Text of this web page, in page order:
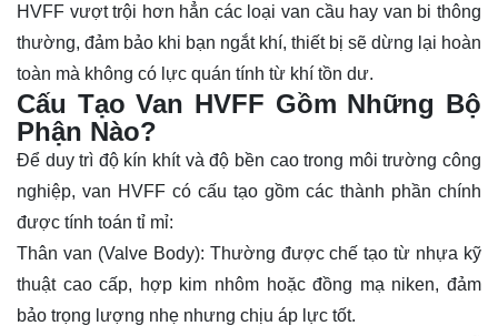
HVFF vượt trội hơn hẳn các loại van cầu hay van bi thông
thường, đảm bảo khi bạn ngắt khí, thiết bị sẽ dừng lại hoàn
toàn mà không có lực quán tính từ khí tồn dư.
Cấu Tạo Van HVFF Gồm Những Bộ
Phận Nào?
Để duy trì độ kín khít và độ bền cao trong môi trường công
nghiệp, van HVFF có cấu tạo gồm các thành phần chính
được tính toán tỉ mỉ:
Thân van (Valve Body): Thường được chế tạo từ nhựa kỹ
thuật cao cấp, hợp kim nhôm hoặc đồng mạ niken, đảm
bảo trọng lượng nhẹ nhưng chịu áp lực tốt.